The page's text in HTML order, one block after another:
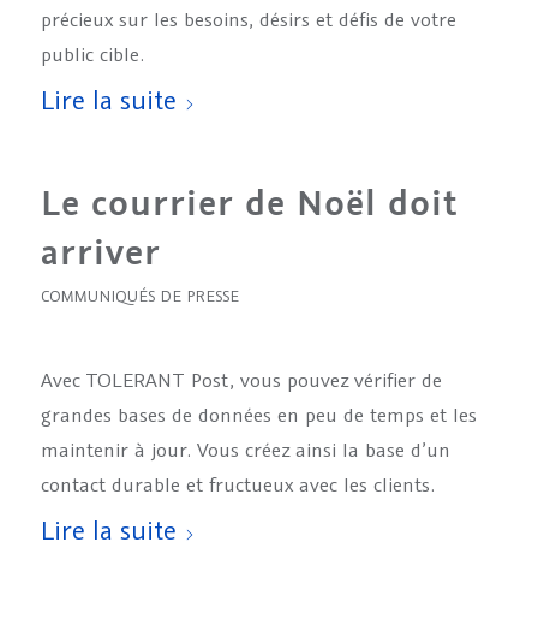
précieux sur les besoins, désirs et défis de votre
public cible.
Lire la suite
Le courrier de Noël doit
arriver
COMMUNIQUÉS DE PRESSE
Avec TOLERANT Post, vous pouvez vérifier de
grandes bases de données en peu de temps et les
maintenir à jour. Vous créez ainsi la base d’un
contact durable et fructueux avec les clients.
Lire la suite